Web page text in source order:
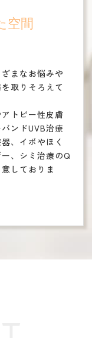
空間
まなお悩みや
取りそろえて
トピー性皮膚
ンドUVB治療
、イボやほく
、シミ治療のQ
しておりま